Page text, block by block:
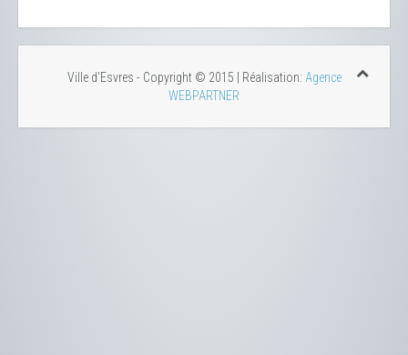
Ville d'Esvres - Copyright © 2015 | Réalisation: Agence
WEBPARTNER